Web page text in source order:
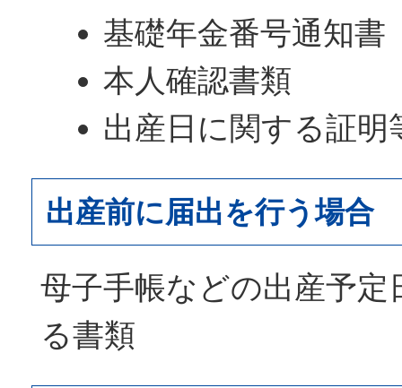
基礎年金番号通知書
本人確認書類
出産日に関する証明
出産前に届出を行う場合
母子手帳などの出産予定
る書類